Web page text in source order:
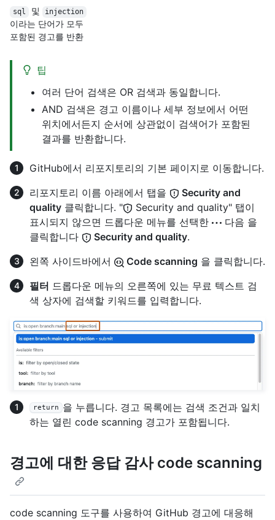
sql 및 injection
이라는 단어가 모두
포함된 경고를 반환
팁
여러 단어 검색은 OR 검색과 동일합니다.
AND 검색은 경고 이름이나 세부 정보에서 어떤
위치에서든지 순서에 상관없이 검색어가 포함된
결과를 반환합니다.
GitHub에서 리포지토리의 기본 페이지로 이동합니다.
리포지토리 이름 아래에서 탭을
Security and
quality 클릭합니다. "
Security and quality" 탭이
표시되지 않으면 드롭다운 메뉴를 선택한
다음 을
클릭합니다
Security and quality.
왼쪽 사이드바에서
Code scanning 을 클릭합니다.
필터 드롭다운 메뉴의 오른쪽에 있는 무료 텍스트 검
색 상자에 검색할 키워드를 입력합니다.
return
을 누릅니다. 경고 목록에는 검색 조건과 일치
하는 열린 code scanning 경고가 포함됩니다.
경고에 대한 응답 감사 code scanning
code scanning 도구를 사용하여 GitHub 경고에 대응해